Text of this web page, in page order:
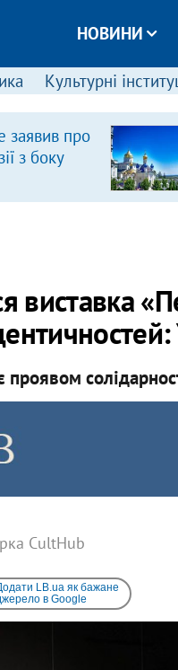
НОВИНИ
Культурні
заявив про
з боку
виставка
CultHub
LB.ua як бажане
в Google